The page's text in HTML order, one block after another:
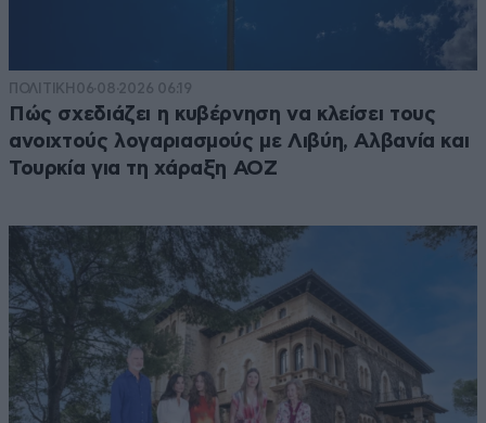
ΠΟΛΙΤΙΚΗ 06·08·2026 06:19
Πώς σχεδιάζει η κυβέρνηση να κλείσει τους
ανοιχτούς λογαριασμούς με Λιβύη, Αλβανία και
Τουρκία για τη χάραξη ΑΟΖ